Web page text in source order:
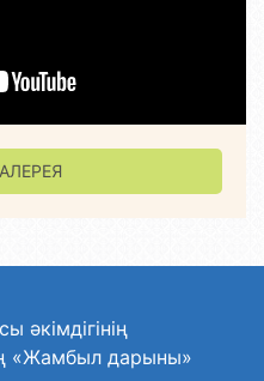
әкімдігінің
«Жамбыл дарыны»